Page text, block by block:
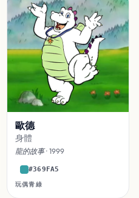
歐德
身體
龍的故事· 1999
#369FA5
玩偶青綠